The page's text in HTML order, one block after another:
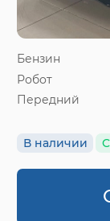
Бензин
Робот
Передний
В наличии